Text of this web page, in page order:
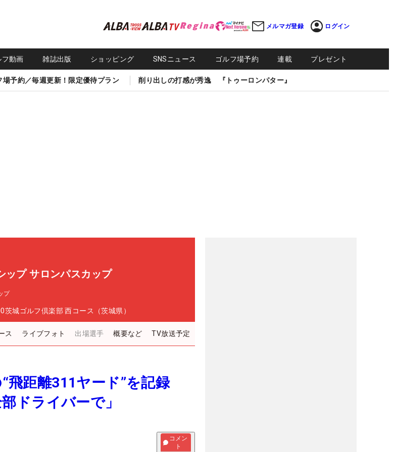
メルマガ登録 ログイン
フ動画 雑誌出版 ショッピング SNSニュース ゴルフ場予約 連載 プレゼント
場予約／毎週更新！限定優待プラン 削り出しの打感が秀逸 『トゥーロンパター』
ップ サロンパスカップ
プ
茨城ゴルフ倶楽部 西コース（茨城県）
ス ライブフォト 出場選手 概要など TV放送予定
飛距離311ヤード”を記録
ドライバーで」
コメン
ト